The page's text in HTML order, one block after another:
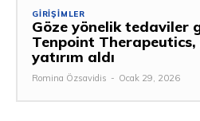
GIRIŞIMLER
Göze yönelik tedaviler
Tenpoint
yatırım aldı
Romina Özsavidis - Ocak 29, 2026